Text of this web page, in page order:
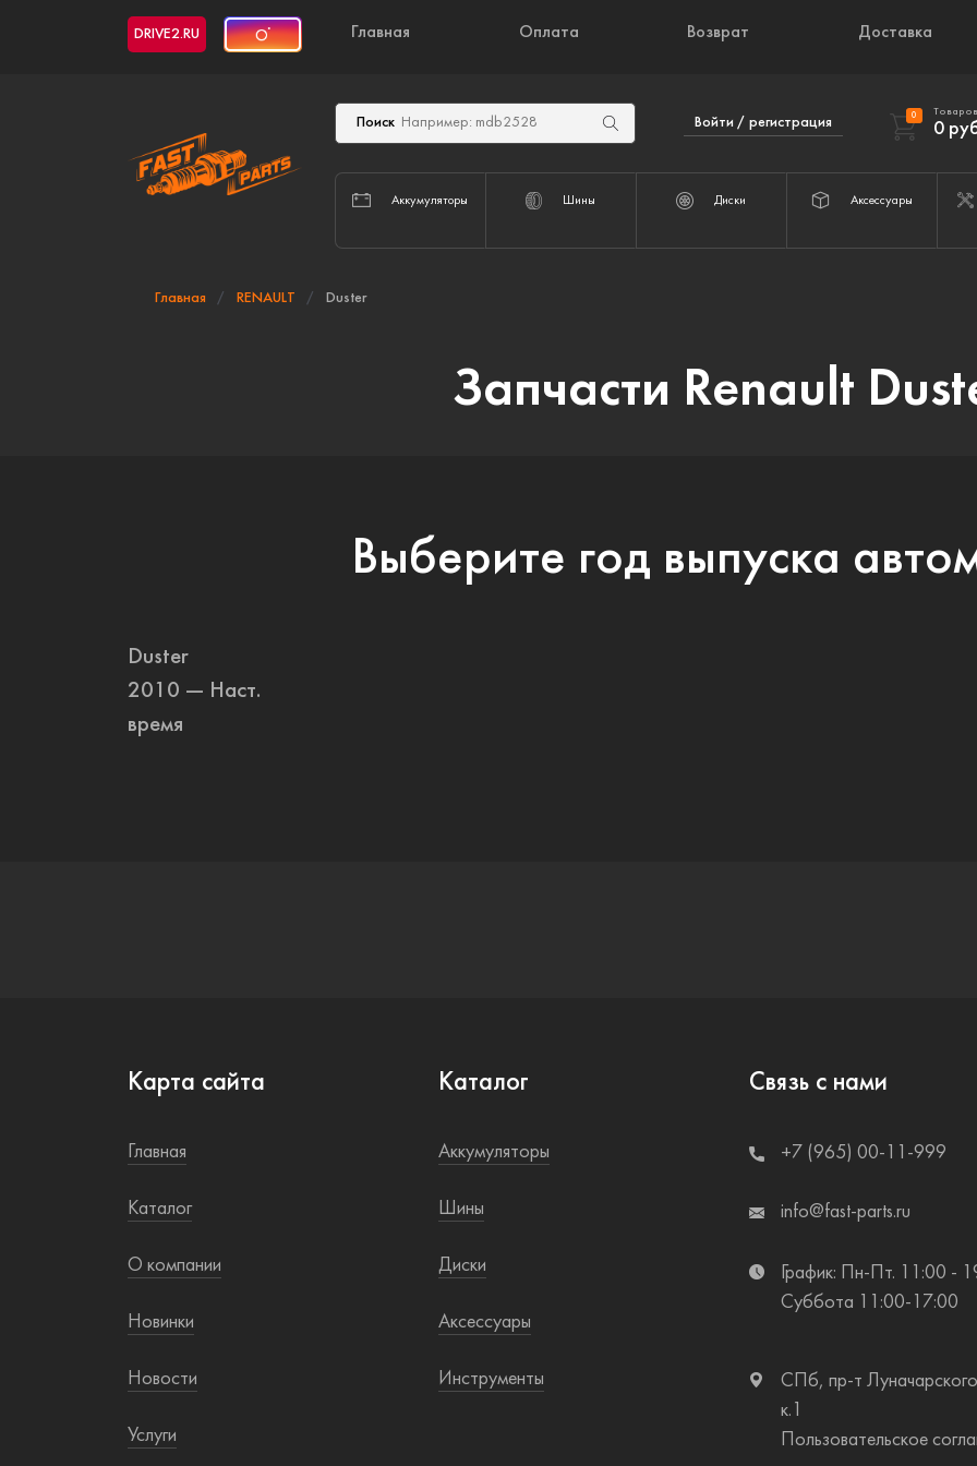
DRIVE2.RU Главная Оплата Возврат Доставка
Поиск Войти / регистрация 0
0
Аккумуляторы Шины Диски Аксессуары
Главная RENAULT Duster
Запчасти Renault
Выберите год выпуска
Duster
2010 — Наст.
время
Карта сайта
Главная
Каталог
О компании
Новинки
Новости
Услуги
Каталог
Аккумуляторы
Шины
Диски
Аксессуары
Инструменты
Связь с нами
+7 (965) 00-11-999
info@fast-parts.ru
График: Пн-Пт. 11:00 -
Суббота 11:00-17:00
СПб, пр-т
к.1
Пользовательское